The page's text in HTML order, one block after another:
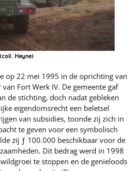
Heyne)
op 22 mei 1995 in de oprichting van
Fort Werk IV. De gemeente gaf
de stichting, doch nadat gebleken
eigendomsrecht een beletsel
van subsidies, toonde zij zich in
te geven voor een symbolisch
zij ƒ 100.000 beschikbaar voor de
Dit bedrag werd in 1998
te stoppen en de genieloods